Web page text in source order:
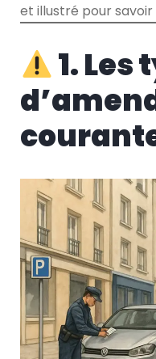
et illustré pour
1. Les